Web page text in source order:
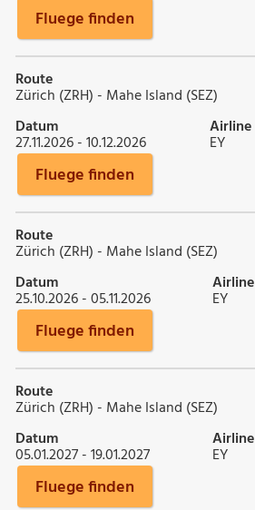
Fluege finden
Route
Zürich (ZRH) - Mahe Island (SEZ)
Datum
27.11.2026 - 10.12.2026
Airline
EY
Fluege finden
Route
Zürich (ZRH) - Mahe Island (SEZ)
Datum
25.10.2026 - 05.11.2026
Airline
EY
Fluege finden
Route
Zürich (ZRH) - Mahe Island (SEZ)
Datum
05.01.2027 - 19.01.2027
Airline
EY
Fluege finden